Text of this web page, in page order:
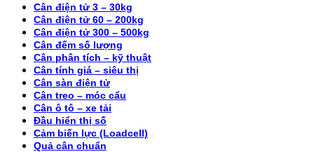
Cân điện tử 3 – 30kg
Cân điện tử 60 – 200kg
Cân điện tử 300 – 500kg
Cân đếm số lượng
Cân phân tích – kỹ thuật
Cân tính giá – siêu thị
Cân sàn điện tử
Cân treo – móc cẩu
Cân ô tô – xe tải
Đầu hiển thị số
Cảm biến lực (Loadcell)
Quả cân chuẩn